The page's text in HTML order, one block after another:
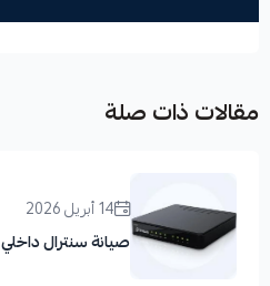
مقالات ذات صلة
14 أبريل 2026
صيانة سنترال داخلي